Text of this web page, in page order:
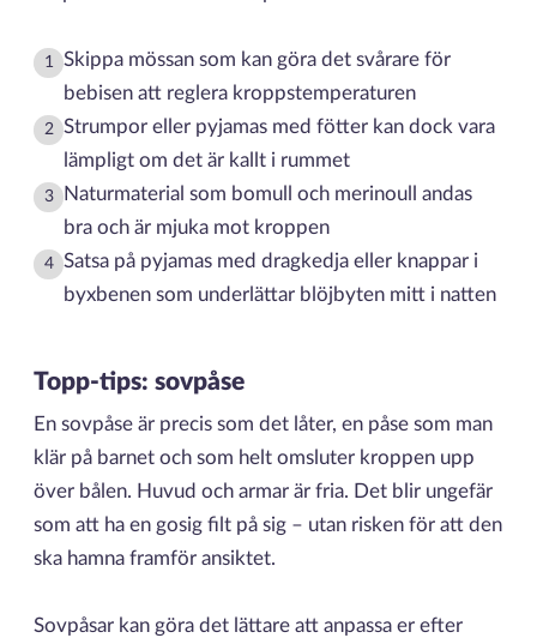
1
Skippa mössan som kan göra det svårare för
bebisen att reglera kroppstemperaturen
2
Strumpor eller pyjamas med fötter kan dock vara
lämpligt om det är kallt i rummet
3
Naturmaterial som bomull och merinoull andas
bra och är mjuka mot kroppen
4
Satsa på pyjamas med dragkedja eller knappar i
byxbenen som underlättar blöjbyten mitt i natten
Topp-tips: sovpåse
En sovpåse är precis som det låter, en påse som man
klär på barnet och som helt omsluter kroppen upp
över bålen. Huvud och armar är fria. Det blir ungefär
som att ha en gosig filt på sig – utan risken för att den
ska hamna framför ansiktet.
Sovpåsar kan göra det lättare att anpassa er efter